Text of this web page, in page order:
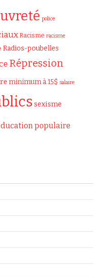
police
Racisme racisme
Radios-poubelles
Répression
minimum à 15$ salaire
sexisme
populaire